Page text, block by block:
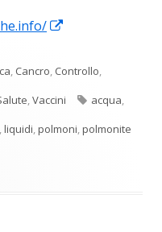
una
nuova
, Cancro, Controllo,
,Vaccini Tag
acqua,
,liquidi,polmoni,polmonite